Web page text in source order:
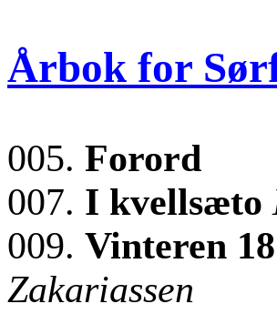
Årbok for
005. Forord
007. I kvellsæto
009. Vinteren
Zakariassen